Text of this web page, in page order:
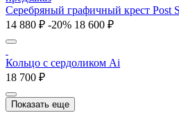
Серебряный графичный крест Post
14 880 ₽ -20% 18 600 ₽
Кольцо с cердоликом Ai
18 700 ₽
Показать еще